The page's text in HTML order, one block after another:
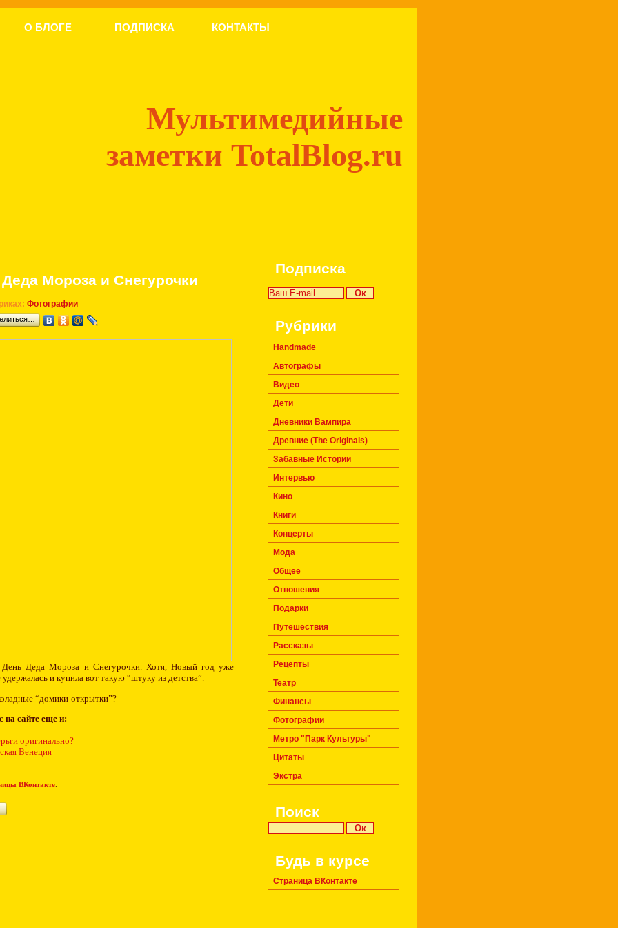
О БЛОГЕ ПОДПИСКА КОНТАКТЫ
Мультимедийные
заметки TotalBlog.ru
Подписка
Рубрики
Handmade
Автографы
Видео
Дети
Дневники Вампира
Древние (The Originals)
Забавные Истории
Интервью
Кино
Книги
Концерты
Мода
Общее
Отношения
Подарки
Путешествия
Рассказы
Рецепты
Театр
Финансы
Фотографии
Метро "Парк Культуры"
Цитаты
Экстра
Поиск
Будь в курсе
Страница ВКонтакте
Мороза и Снегурочки
Фотографии
День Деда Мороза и Снегурочки. Хотя, Новый год уже
и купила вот такую “штуку из детства”.
“домики-открытки”?
на сайте еще и:
оригинально?
Венеция
ВКонтакте